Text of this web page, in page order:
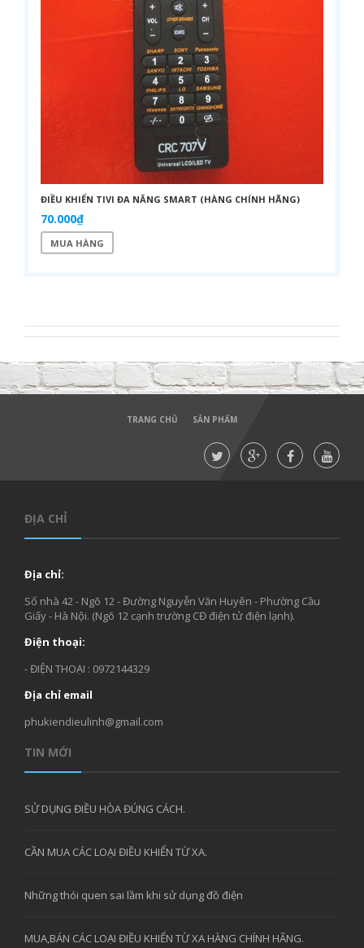
ĐIỀU KHIỂN TIVI ĐA NĂNG SMART (HÀNG CHÍNH HÃNG)
70.000₫
MUA HÀNG
TRANG CHỦ SẢN PHẨM
ĐỊA CHỈ
Địa chỉ:
Số nhà 42 - Ngõ 12 - Đường Nguyễn Văn Huyên - Phường Cầu
Giấy - Hà Nội. (Ngõ 12 cạnh trường CĐ điện tử điện lạnh).
Điện thoại:
- ĐIỆN THOẠI : 0972144329
Địa chỉ email
phukiendieulinh@gmail.com
TIN MỚI
SỬ DỤNG ĐIỀU HÒA ĐÚNG CÁCH.
CẦN MUA CÁC LOẠI ĐIỀU KHIỂN TỪ XA.
Những thói quen sai lầm khi sử dụng đồ điện
MUA,BÁN CÁC LOẠI ĐIỀU KHIỂN TỪ XA HÀNG CHÍNH HÃNG.